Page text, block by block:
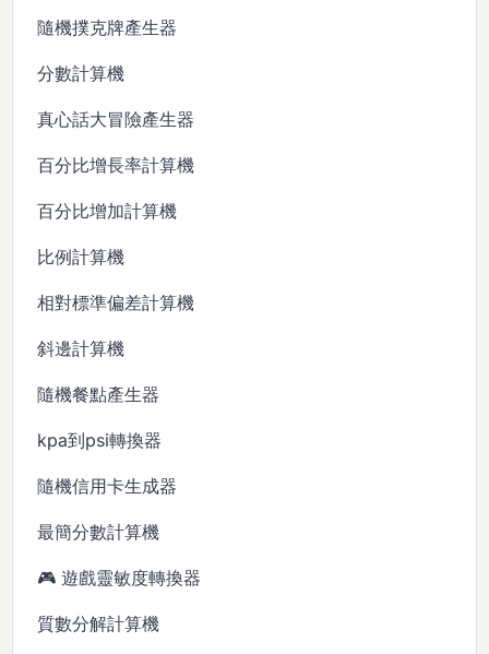
隨機撲克牌產生器
分數計算機
真心話大冒險產生器
百分比增長率計算機
百分比增加計算機
比例計算機
相對標準偏差計算機
斜邊計算機
隨機餐點產生器
kpa到psi轉換器
隨機信用卡生成器
最簡分數計算機
🎮 遊戲靈敏度轉換器
質數分解計算機